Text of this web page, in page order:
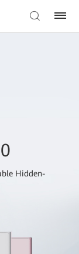
Hidden-